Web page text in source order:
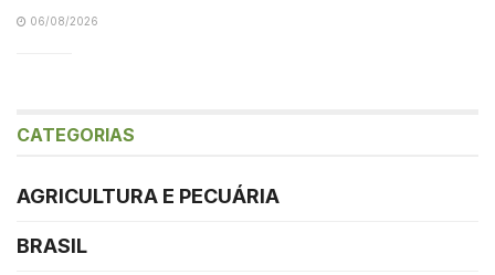
06/08/2026
CATEGORIAS
AGRICULTURA E PECUÁRIA
BRASIL